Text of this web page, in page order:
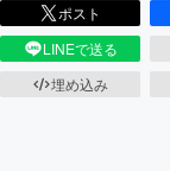
ポスト
LINEで送る
埋め込み